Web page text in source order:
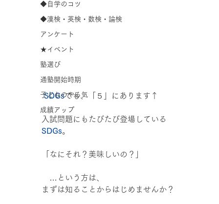
◆自学のコツ
◆漢検・英検・数検・論検
アンケート
★イベント
塾選び
通塾開始時期
子どものやる気
成績アップ
SDGsでも、「５」にあります↑
入試問題にもたびたび登場している
SDGs。
「なにそれ？美味しいの？」
…という方は、
まずは知ることからはじめませんか？